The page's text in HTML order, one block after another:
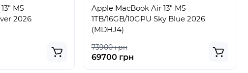
M5
2026
Apple MacBook Air 13" M5
1TB/16GB/10GPU Sky Blue 2026
(MDHJ4)
73900 грн
69700 грн